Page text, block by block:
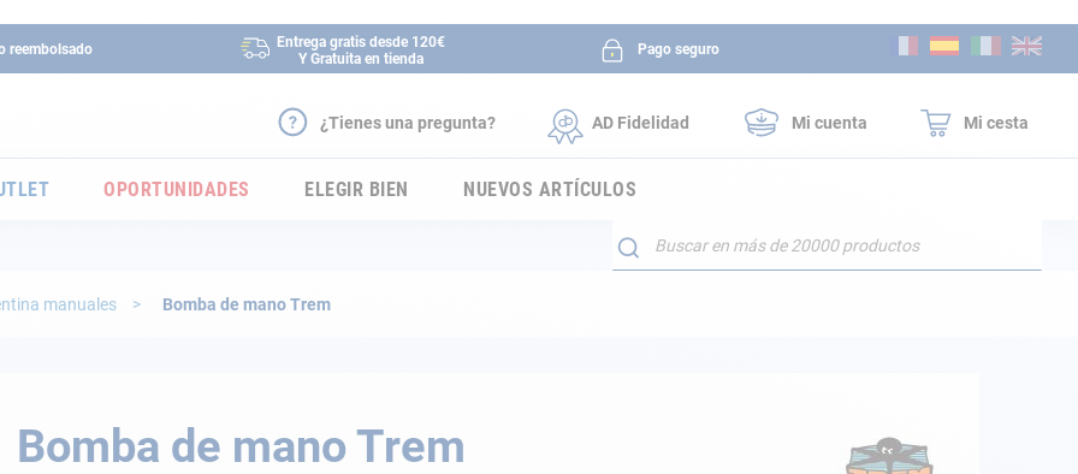
reembolsado
Entrega gratis desde 120€
Y Gratuita en tienda
Pago seguro
¿Tienes una pregunta? AD Fidelidad Mi cuenta Mi cesta
OPORTUNIDADES ELEGIR BIEN NUEVOS ARTÍCULOS
Buscar
manuales Bomba de mano Trem
Bomba de mano Trem